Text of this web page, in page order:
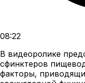
08:22
В видеоролике
сфинктеров
факторы,